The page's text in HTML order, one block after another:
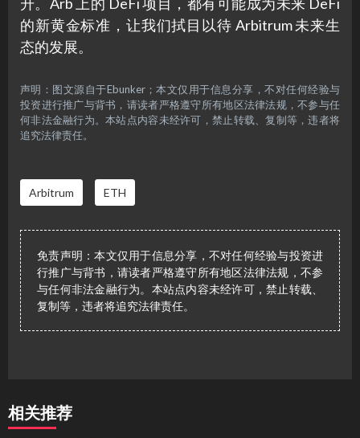
的新黄金标准，让我们拭目以待 Arbitrum 未来生
态的发展。
声明：图文源自于Ebunker；本文仅用于信息分享，不对任何经验与
投资进行推广与背书，请读者严格遵守所有地区法律法规，不参与任
何非法金融行为。本站点内容未经许可，禁止转载、复制等，违者将
追究法律责任。
Arbitrum ETH
免责声明：本文仅用于信息分享，不对任何经验与投资进
行推广与背书，请读者严格遵守所有地区法律法规，不参
与任何非法金融行为。本站点内容未经许可，禁止转载、
复制等，违者将追究法律责任。
相关推荐